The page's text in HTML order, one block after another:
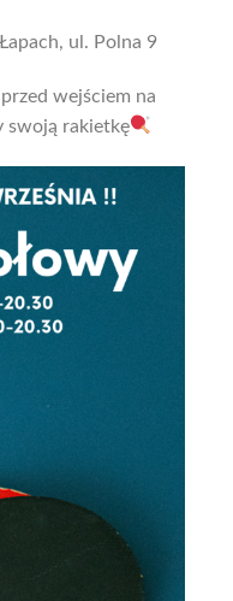
ul. Polna 9
wejściem na
swoją rakietkę